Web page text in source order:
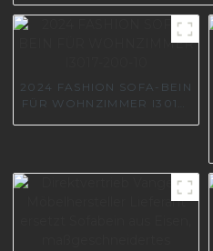
2024 FASHION SOFA-BEIN
FÜR WOHNZIMMER I3017-